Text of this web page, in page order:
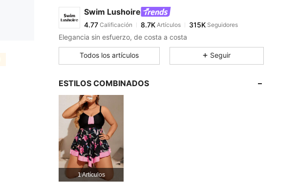
Swim Lushoire
4.77 Calificación 8.7KArtículos
s***kpagó Hace 10 horas
4.77 8.7K 315K
4.77
4.77
4.77
Elegancia sin esfuerzo, de costa a costa
Todos los artículos Seguir
ESTILOS COMBINADOS
1 Artículos